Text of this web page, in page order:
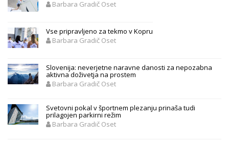
Barbara Gradič Oset
Vse pripravljeno za tekmo v Kopru
Barbara Gradič Oset
Slovenija: neverjetne naravne danosti za nepozabna
aktivna doživetja na prostem
Barbara Gradič Oset
Svetovni pokal v športnem plezanju prinaša tudi
prilagojen parkirni režim
Barbara Gradič Oset